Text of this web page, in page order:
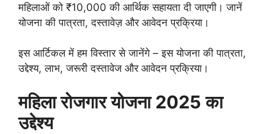
महिलाओं को ₹10,000 की आर्थिक सहायता दी जाएगी। जानें
योजना की पात्रता, दस्तावेज़ और आवेदन प्रक्रिया।
इस आर्टिकल में हम विस्तार से जानेंगे – इस योजना की पात्रता,
उद्देश्य, लाभ, जरूरी दस्तावेज और आवेदन प्रक्रिया।
महिला रोजगार योजना 2025 का
उद्देश्य